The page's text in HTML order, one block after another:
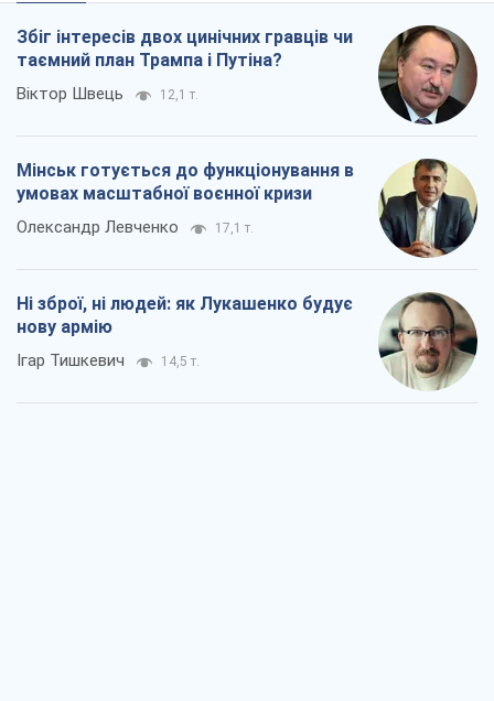
Збіг інтересів двох цинічних гравців чи
таємний план Трампа і Путіна?
Віктор Швець 12,1 т.
Мінськ готується до функціонування в
умовах масштабної воєнної кризи
Олександр Левченко 17,1 т.
Ні зброї, ні людей: як Лукашенко будує
нову армію
Ігар Тишкевич 14,5 т.